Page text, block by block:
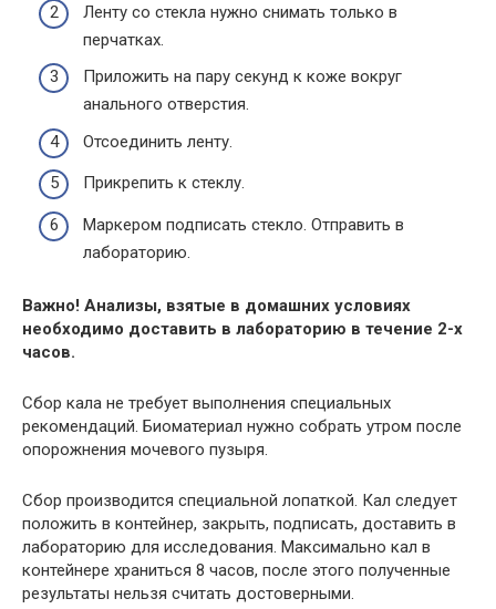
Ленту со стекла нужно снимать только в
перчатках.
Приложить на пару секунд к коже вокруг
анального отверстия.
Отсоединить ленту.
Прикрепить к стеклу.
Маркером подписать стекло. Отправить в
лабораторию.
Важно! Анализы, взятые в домашних условиях
необходимо доставить в лабораторию в течение 2-х
часов.
Сбор кала не требует выполнения специальных
рекомендаций. Биоматериал нужно собрать утром после
опорожнения мочевого пузыря.
Сбор производится специальной лопаткой. Кал следует
положить в контейнер, закрыть, подписать, доставить в
лабораторию для исследования. Максимально кал в
контейнере храниться 8 часов, после этого полученные
результаты нельзя считать достоверными.